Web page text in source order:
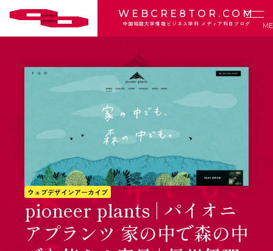
WEBCRE8TOR.COM
中国短期大学情報ビジネス学科 メディア科目ブログ
ウェブデザインアーカイブ
pioneer plants | パイオニ
アプランツ 家の中で森の中